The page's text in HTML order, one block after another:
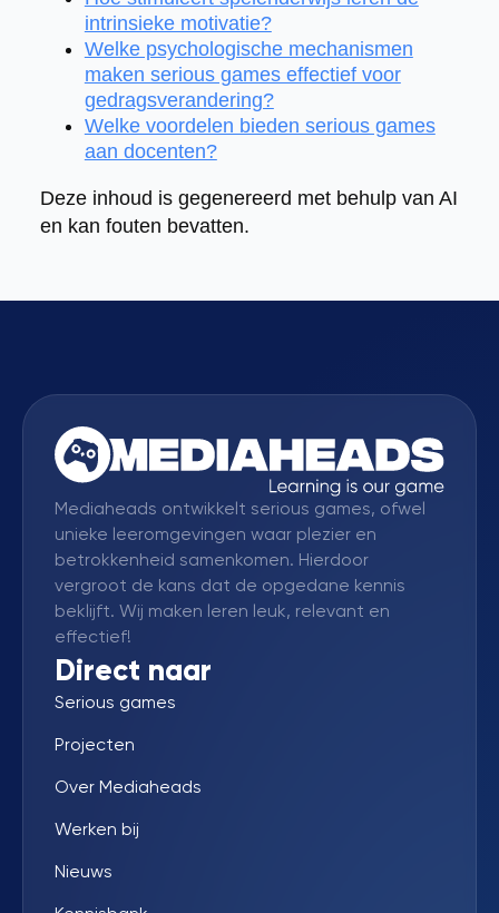
intrinsieke motivatie?
Welke psychologische mechanismen
maken serious games effectief voor
gedragsverandering?
Welke voordelen bieden serious games
aan docenten?
Deze inhoud is gegenereerd met behulp van AI
en kan fouten bevatten.
Mediaheads ontwikkelt serious games, ofwel
unieke leeromgevingen waar plezier en
betrokkenheid samenkomen. Hierdoor
vergroot de kans dat de opgedane kennis
beklijft. Wij maken leren leuk, relevant en
effectief!
Direct naar
Serious games
Projecten
Over Mediaheads
Werken bij
Nieuws